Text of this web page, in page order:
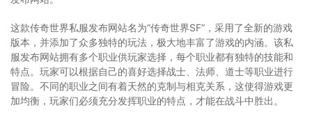
这款传奇世界私服发布网站名为“传奇世界SF”，采用了全新的游戏
版本，并添加了众多独特的玩法，极大地丰富了游戏的内涵。该私
服发布网站拥有多个职业供玩家选择，每个职业都有独特的技能和
特点。玩家可以根据自己的喜好选择战士、法师、道士等职业进行
冒险。不同的职业之间有着天然的克制与相克关系，这使得游戏更
加均衡，玩家们必须充分发挥职业的特点，才能在战斗中胜出。